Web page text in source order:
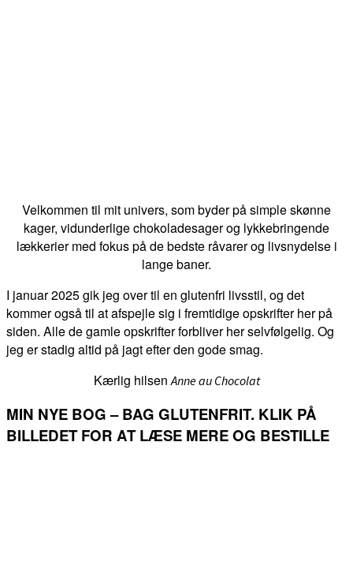
Velkommen til mit univers, som byder på simple skønne
kager, vidunderlige chokoladesager og lykkebringende
lækkerier med fokus på de bedste råvarer og livsnydelse i
lange baner.
I januar 2025 gik jeg over til en glutenfri livsstil, og det
kommer også til at afspejle sig i fremtidige opskrifter her på
siden. Alle de gamle opskrifter forbliver her selvfølgelig. Og
jeg er stadig altid på jagt efter den gode smag.
Kærlig hilsenAnne au Chocolat
MIN NYE BOG – BAG GLUTENFRIT. KLIK PÅ
BILLEDET FOR AT LÆSE MERE OG BESTILLE